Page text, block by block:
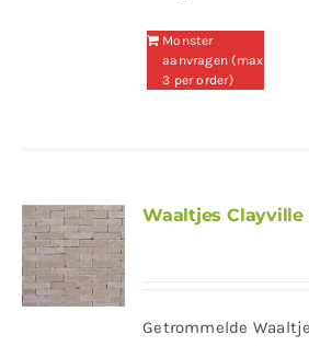
Monster
aanvragen (max
3 per order)
Waaltjes Clayville
Getrommelde